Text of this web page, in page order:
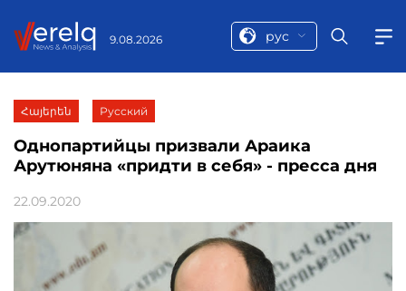
9.08.2026 рус
Հայերեն Русский
Однопартийцы призвали Араика
Арутюняна «придти в себя» - пресса дня
22.09.2020